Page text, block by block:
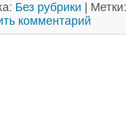
Без рубрики | Метки:
комментарий